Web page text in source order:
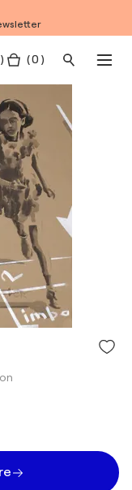
) ( 0 )